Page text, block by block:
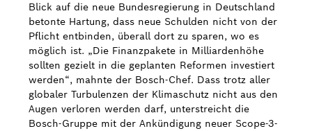
Blick auf die neue Bundesregierung in Deutschland
betonte Hartung, dass neue Schulden nicht von der
Pflicht entbinden, überall dort zu sparen, wo es
möglich ist. „Die Finanzpakete in Milliardenhöhe
sollten gezielt in die geplanten Reformen investiert
werden“, mahnte der Bosch-Chef. Dass trotz aller
globaler Turbulenzen der Klimaschutz nicht aus den
Augen verloren werden darf, unterstreicht die
Bosch-Gruppe mit der Ankündigung neuer Scope-3-